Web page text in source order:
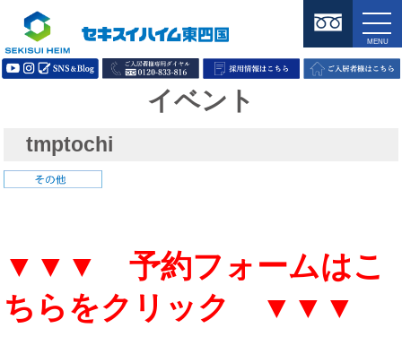
イベント
tmptochi
▼▼▼ 予約フォームはこ
ちらをクリック ▼▼▼